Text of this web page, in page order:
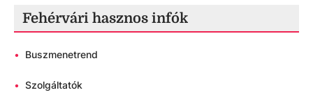
Fehérvári hasznos infók
• Buszmenetrend
• Szolgáltatók